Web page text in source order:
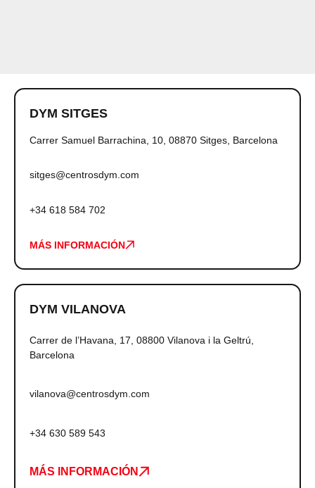
DYM SITGES
Carrer Samuel Barrachina, 10, 08870 Sitges, Barcelona
sitges@centrosdym.com
+34 618 584 702
MÁS INFORMACIÓN
DYM VILANOVA
Carrer de l’Havana, 17, 08800 Vilanova i la Geltrú,
Barcelona
vilanova@centrosdym.com
+34 630 589 543
MÁS INFORMACIÓN